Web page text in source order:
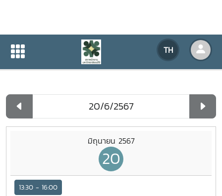
TH
ปฏิทินกิจกรรมของหน่วยงาน
ปฏิทินกิจกรรมของหน่วยงาน
มิถุนายน 2567
20
13:30 - 16:00